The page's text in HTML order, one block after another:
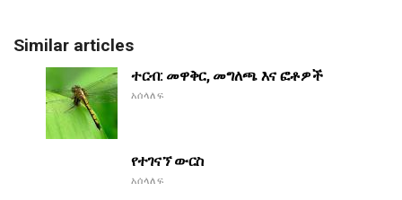
Similar articles
ተርብ: መዋቅር, መግለጫ እና ፎቶዎች
አሰላለፍ
የተገናኘ ውርስ
አሰላለፍ